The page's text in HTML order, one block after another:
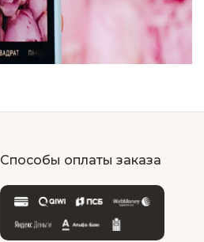
Способы оплаты заказа